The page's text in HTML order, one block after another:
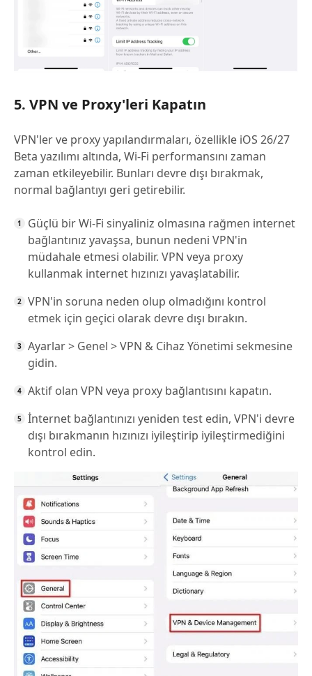
5. VPN ve Proxy'leri Kapatın
VPN'ler ve proxy yapılandırmaları, özellikle iOS 26/27
Beta yazılımı altında, Wi-Fi performansını zaman
zaman etkileyebilir. Bunları devre dışı bırakmak,
normal bağlantıyı geri getirebilir.
Güçlü bir Wi-Fi sinyaliniz olmasına rağmen internet
bağlantınız yavaşsa, bunun nedeni VPN'in
müdahale etmesi olabilir. VPN veya proxy
kullanmak internet hızınızı yavaşlatabilir.
VPN'in soruna neden olup olmadığını kontrol
etmek için geçici olarak devre dışı bırakın.
Ayarlar > Genel > VPN & Cihaz Yönetimi sekmesine
gidin.
Aktif olan VPN veya proxy bağlantısını kapatın.
İnternet bağlantınızı yeniden test edin, VPN'i devre
dışı bırakmanın hızınızı iyileştirip iyileştirmediğini
kontrol edin.